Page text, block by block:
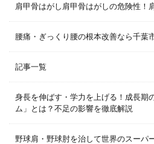
肩甲骨はがし肩甲骨はがしの危険性！
腰痛・ぎっくり腰の根本改善なら千葉
記事一覧
身長を伸ばす・学力を上げる！成長期
ム」とは？不足の影響を徹底解説
野球肩・野球肘を治して世界のスーパ